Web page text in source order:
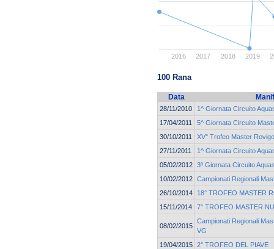
2016 2017 2018 2019
100 Rana
Data
28/11/2010
1^ Giornata Circuito
17/04/2011
5^ Giornata Circuito
30/10/2011
XV° Trofeo Master
27/11/2011
1^ Giornata Circuito
05/02/2012 3ª Giornata Circuito
10/02/2012 Campionati Regionali
26/10/2014
18° TROFEO MASTER
15/11/2014
7° TROFEO MASTER
08/02/2015
Campionati Regionali
VG
19/04/2015 2° TROFEO DEL PIAVE